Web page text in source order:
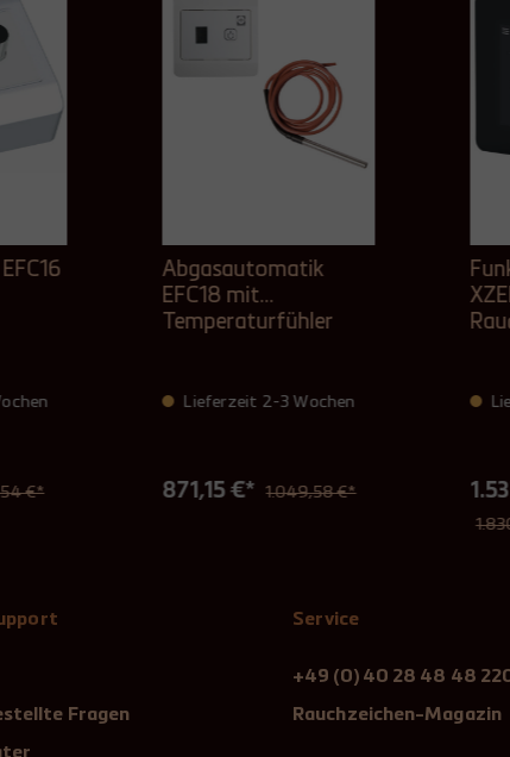
€*
Abgasautomatik
EFC18 mit
Temperaturfühler
Lieferzeit 2-3 Wochen
871,15 €* 1.049,58 €*
Fragen
Service
+49 (0) 40 28 48 48
Rauchzeichen-Magazin